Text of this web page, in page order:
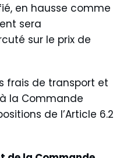
en hausse comme
sera
sur le prix de
frais de transport et
la Commande
de l’Article 6.2